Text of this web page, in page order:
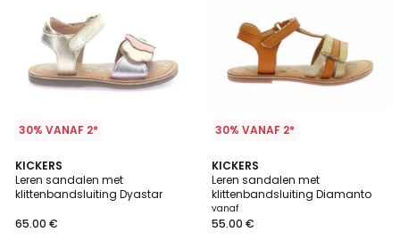
30% VANAF 2*
KICKERS
Leren sandalen met
klittenbandsluiting Dyastar
65.00 €
5
/
5
30% VANAF 2*
KICKERS
Leren sandalen met
klittenbandsluiting Diamanto
vanaf
55.00 €
5
/
5